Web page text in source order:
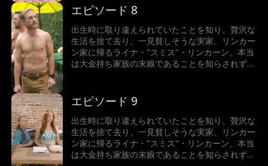
とその娘はライナを陥れようと企むが、ライナの
本当の家族と、超セレブで超イケメンな億万長者
テオ・ジョーンズは、彼女を守るためならどんな
手段も厭わない。
エピソード 8
出生時に取り違えられていたことを知り、贅沢な
生活を捨て去り、一見貧しそうな実家、リンカー
ン家に帰るライナ・"スミス"・リンカーン。本当
は大金持ち家族の末娘であることを知らされずに
とその娘はライナを陥れようと企むが、ライナの
本当の家族と、超セレブで超イケメンな億万長者
テオ・ジョーンズは、彼女を守るためならどんな
手段も厭わない。
エピソード 9
出生時に取り違えられていたことを知り、贅沢な
生活を捨て去り、一見貧しそうな実家、リンカー
ン家に帰るライナ・"スミス"・リンカーン。本当
は大金持ち家族の末娘であることを知らされずに